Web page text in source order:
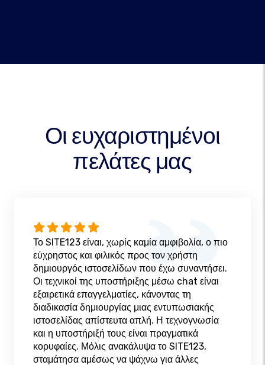
Οι ευχαριστημένοι
πελάτες μας
Το SITE123 είναι, χωρίς καμία αμφιβολία, ο πιο
εύχρηστος και φιλικός προς τον χρήστη
δημιουργός ιστοσελίδων που έχω συναντήσει.
Οι τεχνικοί της υποστήριξης μέσω chat είναι
εξαιρετικά επαγγελματίες, κάνοντας τη
διαδικασία δημιουργίας μιας εντυπωσιακής
ιστοσελίδας απίστευτα απλή. Η τεχνογνωσία
και η υποστήριξή τους είναι πραγματικά
κορυφαίες. Μόλις ανακάλυψα το SITE123,
σταμάτησα αμέσως να ψάχνω για άλλες